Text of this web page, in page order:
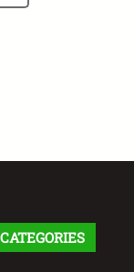
CATEGORIES